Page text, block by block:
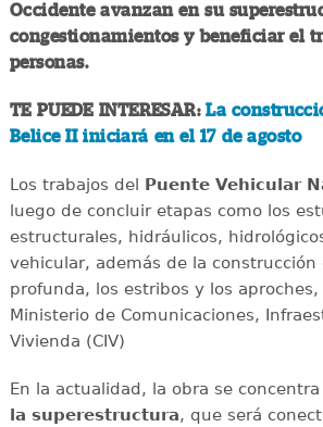
Occidente avanzan en su
congestionamientos y beneficiar el
personas.
TE PUEDE INTERESAR:La
Belice II iniciará en el 17 de agosto
Los trabajos del Puente Vehicular
luego de concluir etapas como los
estructurales, hidráulicos,
vehicular, además de la construcción
profunda, los estribos y los
Ministerio de Comunicaciones,
Vivienda (CIV)
En la actualidad, la obra se
la superestructura, que será